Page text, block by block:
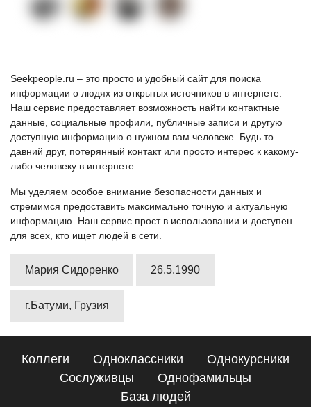
Seekpeople.ru – это просто и удобный сайт для поиска
информации о людях из открытых источников в интернете.
Наш сервис предоставляет возможность найти контактные
данные, социальные профили, публичные записи и другую
доступную информацию о нужном вам человеке. Будь то
давний друг, потерянный контакт или просто интерес к какому-
либо человеку в интернете.
Мы уделяем особое внимание безопасности данных и
стремимся предоставить максимально точную и актуальную
информацию. Наш сервис прост в использовании и доступен
для всех, кто ищет людей в сети.
Мария Сидоренко 26.5.1990
г.Батуми, Грузия
Коллеги Одноклассники
Однокурсники
Сослуживцы
Однофамильцы
База людей